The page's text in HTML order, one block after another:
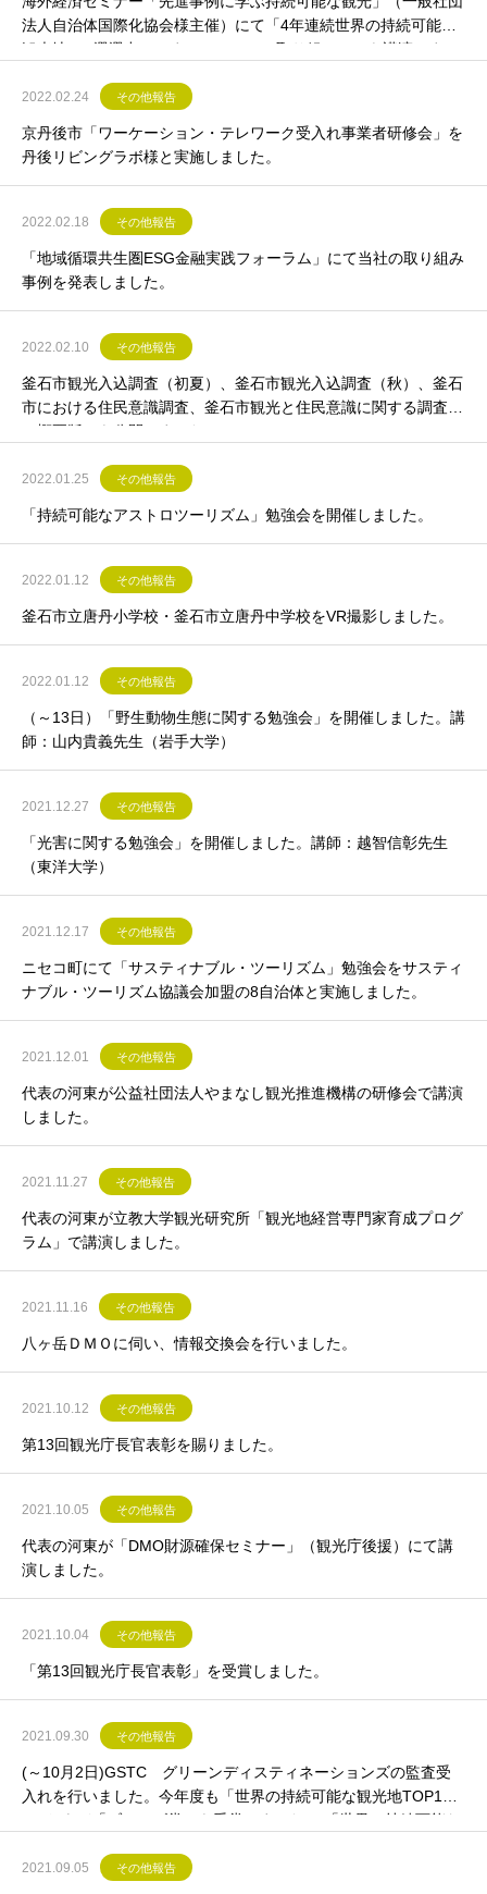
法人自治体国際化協会様主催）にて「4年連続世界の持続可能な
観光地100選選出～かまいしＤＭＣの取り組み～」を講演しまし
2022.02.24 その他報告
京丹後市「ワーケーション・テレワーク受入れ事業者研修会」を
丹後リビングラボ様と実施しました。
2022.02.18 その他報告
「地域循環共生圏ESG金融実践フォーラム」にて当社の取り組み
事例を発表しました。
2022.02.10 その他報告
釜石市観光入込調査（初夏）、釜石市観光入込調査（秋）、釜石
市における住民意識調査、釜石市観光と住民意識に関する調査
（概要版）を公開しました。
2022.01.25 その他報告
「持続可能なアストロツーリズム」勉強会を開催しました。
2022.01.12 その他報告
釜石市立唐丹小学校・釜石市立唐丹中学校をVR撮影しました。
2022.01.12 その他報告
（～13日）「野生動物生態に関する勉強会」を開催しました。講
師：山内貴義先生（岩手大学）
2021.12.27 その他報告
「光害に関する勉強会」を開催しました。講師：越智信彰先生
（東洋大学）
2021.12.17 その他報告
ニセコ町にて「サスティナブル・ツーリズム」勉強会をサスティ
ナブル・ツーリズム協議会加盟の8自治体と実施しました。
2021.12.01 その他報告
代表の河東が公益社団法人やまなし観光推進機構の研修会で講演
しました。
2021.11.27 その他報告
代表の河東が立教大学観光研究所「観光地経営専門家育成プログ
ラム」で講演しました。
2021.11.16 その他報告
八ヶ岳ＤＭＯに伺い、情報交換会を行いました。
2021.10.12 その他報告
第13回観光庁長官表彰を賜りました。
2021.10.05 その他報告
代表の河東が「DMO財源確保セミナー」（観光庁後援）にて講
演しました。
2021.10.04 その他報告
「第13回観光庁長官表彰」を受賞しました。
2021.09.30 その他報告
(～10月2日)GSTC グリーンディスティネーションズの監査受
入れを行いました。今年度も「世界の持続可能な観光地TOP10
0」および「ブロンズ賞」を受賞しました。 「世界の持続可能な
2021.09.05 その他報告